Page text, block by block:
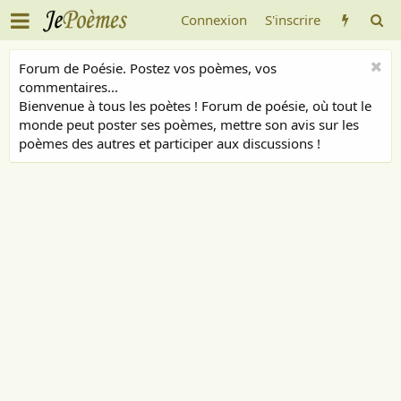
Connexion S'inscrire
Forum de Poésie. Postez vos poèmes, vos
commentaires...
Bienvenue à tous les poètes ! Forum de poésie, où tout le
monde peut poster ses poèmes, mettre son avis sur les
poèmes des autres et participer aux discussions !